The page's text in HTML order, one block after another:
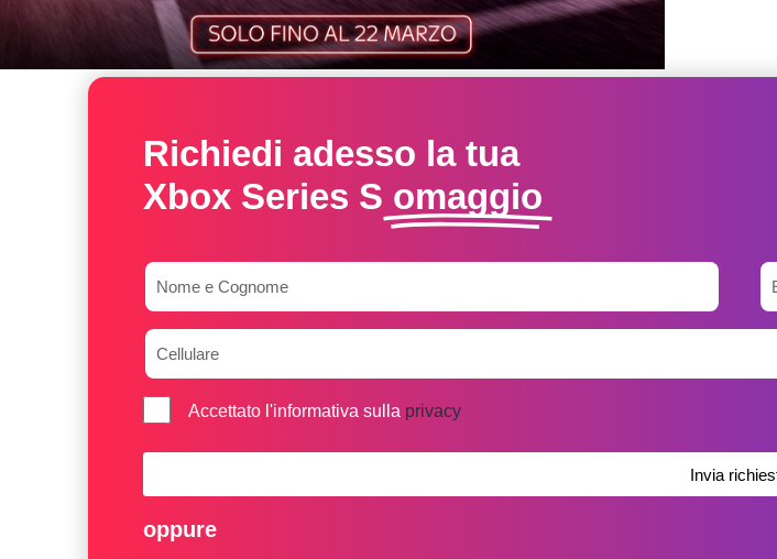
Richiedi adesso la tua
Xbox Series S omaggio
Accettato l'informativa sulla privacy
Invia
oppure